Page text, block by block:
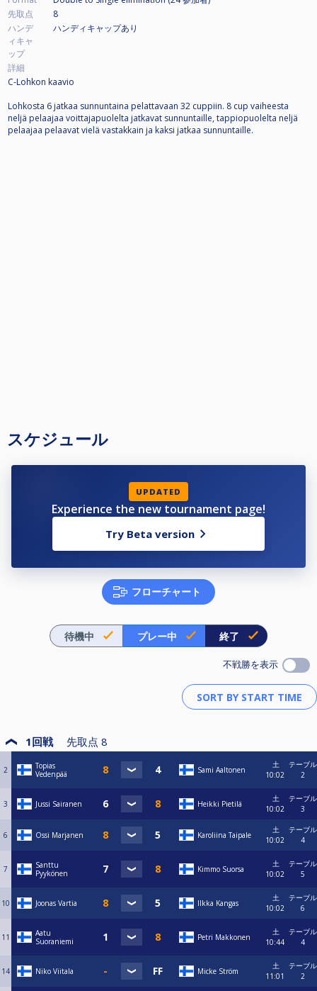
先取点
8
ハンデ
ィキャ
ップ
ハンディキャップあり
詳細
C-Lohkon kaavio
Lohkosta 6 jatkaa sunnuntaina pelattavaan 32 cuppiin. 8 cup vaiheesta
neljä pelaajaa voittajapuolelta jatkavat sunnuntaille, tappiopuolelta neljä
pelaajaa pelaavat vielä vastakkain ja kaksi jatkaa sunnuntaille.
スケジュール
UPDATED
Experience the new tournament page!
Try Beta version
フローチャート
待機中 プレー中 終了
不戦勝を表示
1回戦 先取点 8
2
Topias
Vedenpää
Sami Aaltonen
土
10:02
テーブル
2
3 Jussi Sairanen Heikki Pietilä
土
10:02
テーブル
3
6 Ossi Marjanen Karoliina Taipale
土
10:02
テーブル
4
7
Santtu
Pyykönen
Kimmo Suorsa
土
10:02
テーブル
5
10 Joonas Vartia Ilkka Kangas
土
10:02
テーブル
6
11
Aatu
Suoraniemi
Petri Makkonen
土
10:44
テーブル
4
14 Niko Viitala Micke Ström
土
11:01
テーブル
2